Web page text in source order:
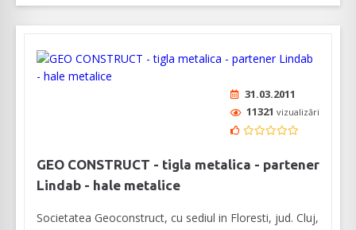
31.03.2011
11321 vizualizări
GEO CONSTRUCT - tigla metalica - partener
Lindab - hale metalice
Societatea Geoconstruct, cu sediul in Floresti, jud. Cluj,